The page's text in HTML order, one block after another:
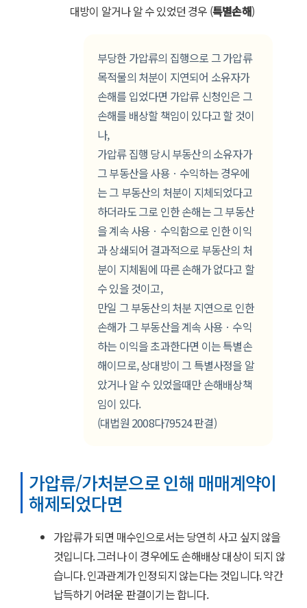
대방이 알거나 알 수 있었던 경우 (특별손해)
부당한 가압류의 집행으로 그 가압류
목적물의 처분이 지연되어 소유자가
손해를 입었다면 가압류 신청인은 그
손해를 배상할 책임이 있다고 할 것이
나,
가압류 집행 당시 부동산의 소유자가
그 부동산을 사용ㆍ수익하는 경우에
는 그 부동산의 처분이 지체되었다고
하더라도 그로 인한 손해는 그 부동산
을 계속 사용ㆍ수익함으로 인한 이익
과 상쇄되어 결과적으로 부동산의 처
분이 지체됨에 따른 손해가 없다고 할
수 있을 것이고,
만일 그 부동산의 처분 지연으로 인한
손해가 그 부동산을 계속 사용ㆍ수익
하는 이익을 초과한다면 이는 특별손
해이므로, 상대방이 그 특별사정을 알
았거나 알 수 있었을때만 손해배상책
임이 있다.
(대법원 2008다79524 판결)
가압류/가처분으로 인해 매매계약이
해제되었다면
가압류가 되면 매수인으로서는 당연히 사고 싶지 않을
것입니다. 그러나 이 경우에도 손해배상 대상이 되지 않
습니다. 인과관계가 인정되지 않는다는 것입니다. 약간
납득하기 어려운 판결이기는 합니다.